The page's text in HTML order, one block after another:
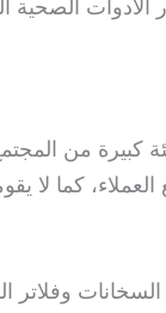
الصحية
من
كما لا
وفلاتر